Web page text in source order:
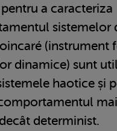
a caracteriza
sistemelor
(instrument
dinamice) sunt
haotice și
determinist.